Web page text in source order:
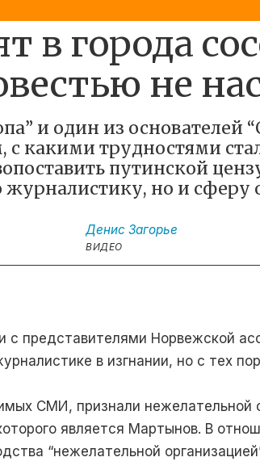
в города
не
и один из основателей
с какими трудностями
путинской
журналистику, но и сферу
Денис Загорье
ВИДЕО
представителями Норвежской
в изгнании, но с тех
СМИ, признали нежелательной
является Мартынов. В
“нежелательной